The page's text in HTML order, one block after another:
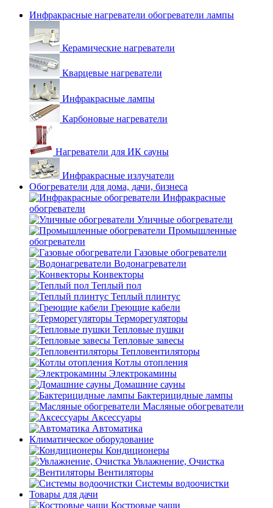
Инфракрасные нагреватели обогреватели лампы
Керамические нагреватели
Кварцевые нагреватели
Инфракрасные лампы
Карбоновые нагреватели
Нагреватели для ИК сауны
Инфракрасные излучатели
Обогреватели для дома, дачи, бизнеса
Инфракрасные
обогреватели
Уличные обогреватели
Промышленные
обогреватели
Газовые обогреватели
Водонагреватели
Конвекторы
Теплый пол
Теплый плинтус
Греющие кабели
Терморегуляторы
Тепловые пушки
Тепловые завесы
Тепловентиляторы
Котлы отопления
Электрокамины
Домашние сауны
Бактерицидные лампы
Масляные обогреватели
Аксессуары
Автоматика
Климатическое оборудование
Кондиционеры
Увлажнение, Очистка
Вентиляторы
Системы водоочистки
Товары для дачи
Костровые чаши